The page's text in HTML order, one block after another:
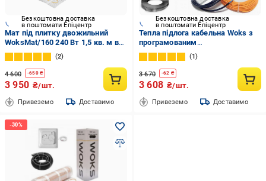
Безкоштовна доставка
в поштомати Епіцентр
Мат під плитку двожильний
WoksMat/160 240 Вт 1,5 кв. м в
комплекті з програмованим
терморегулятором Black
(854857)
2
4 600 -650₴
3 950 ₴/шт.
Привеземо Доставимо
Безкоштовна доставка
в поштомати Епіцентр
Тепла підлога кабельна Woks з
програмованим
терморегулятором E51 4,0 м2-
5,0 м2/730 Вт 40 м/18 Вт/м
1
3 670 -62 ₴
3 608 ₴/шт.
Привеземо Доставимо